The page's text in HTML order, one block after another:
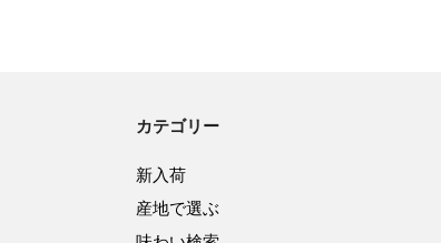
カテゴリー
新入荷
産地で選ぶ